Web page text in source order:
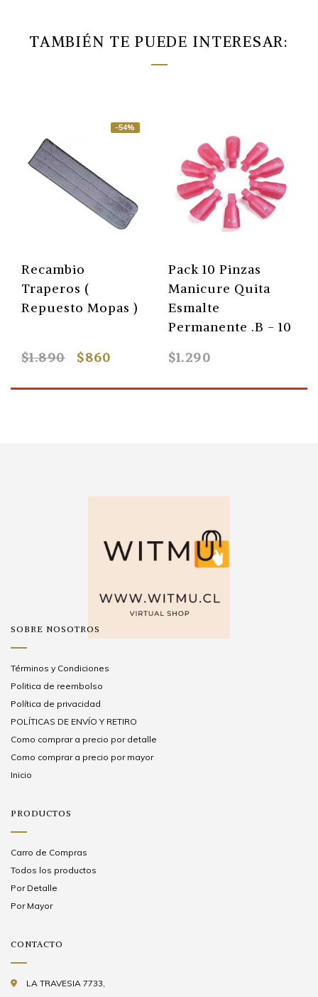
TAMBIÉN TE PUEDE INTERESAR:
-54%
Recambio
Traperos (
Repuesto Mopas )
$1.890 $860
Pack 10 Pinzas
Manicure Quita
Esmalte
Permanente .B - 10
$1.290
SOBRE NOSOTROS
Términos y Condiciones
Politica de reembolso
Política de privacidad
POLÍTICAS DE ENVÍO Y RETIRO
Como comprar a precio por detalle
Como comprar a precio por mayor
Inicio
PRODUCTOS
Carro de Compras
Todos los productos
Por Detalle
Por Mayor
CONTACTO
LA TRAVESIA 7733,